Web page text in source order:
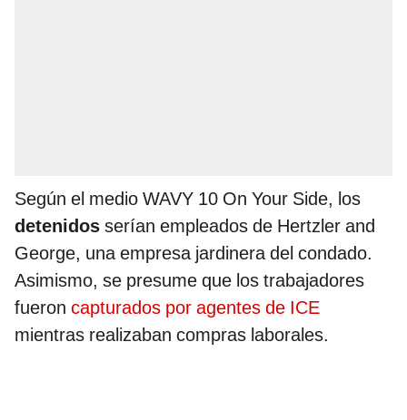
Según el medio WAVY 10 On Your Side, los
detenidos serían empleados de Hertzler and
George, una empresa jardinera del condado.
Asimismo, se presume que los trabajadores
fueron capturados por agentes de ICE
mientras realizaban compras laborales.